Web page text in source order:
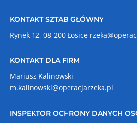
KONTAKT SZTAB GŁÓWNY
Rynek 12, 08-200 Łosice
KONTAKT DLA FIRM
Mariusz Kalinowski
m.kalinowski@operacjarzeka.pl
INSPEKTOR OCHRONY DANYCH